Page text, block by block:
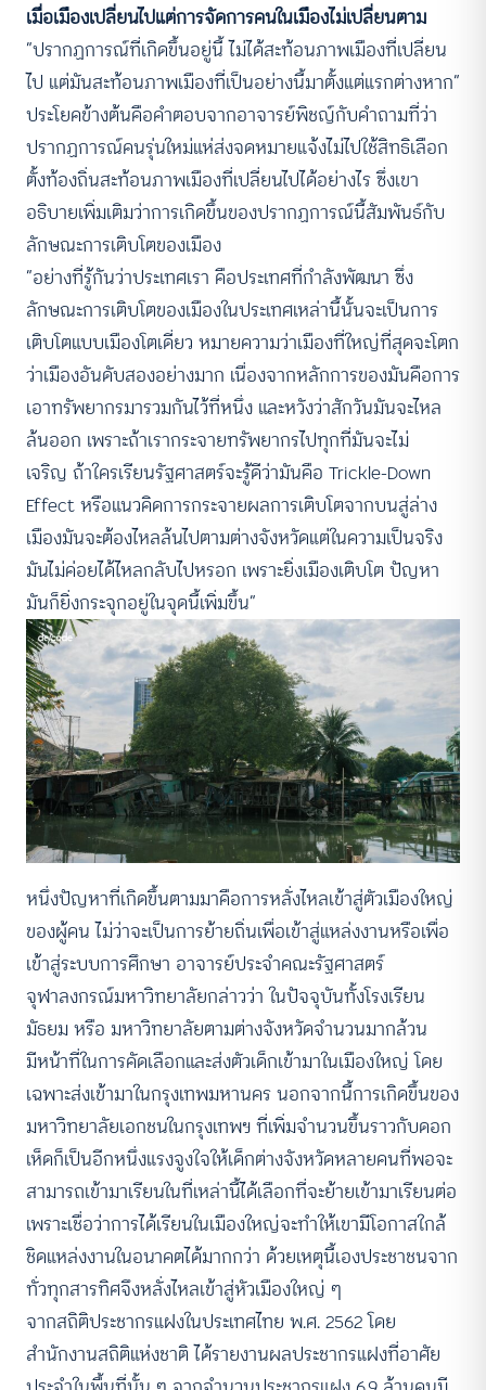
เมื่อเมืองเปลี่ยนไปแต่การจัดการคนในเมืองไม่เปลี่ยนตาม
“ปรากฏการณ์ที่เกิดขึ้นอยู่นี้ ไม่ได้สะท้อนภาพเมืองที่เปลี่ยน
ไป แต่มันสะท้อนภาพเมืองที่เป็นอย่างนี้มาตั้งแต่แรกต่างหาก”
ประโยคข้างต้นคือคำตอบจากอาจารย์พิชญ์กับคำถามที่ว่า
ปรากฏการณ์คนรุ่นใหม่แห่ส่งจดหมายแจ้งไม่ไปใช้สิทธิเลือก
ตั้งท้องถิ่นสะท้อนภาพเมืองที่เปลี่ยนไปได้อย่างไร ซึ่งเขา
อธิบายเพิ่มเติมว่าการเกิดขึ้นของปรากฏการณ์นี้สัมพันธ์กับ
ลักษณะการเติบโตของเมือง
“อย่างที่รู้กันว่าประเทศเรา คือประเทศที่กำลังพัฒนา ซึ่ง
ลักษณะการเติบโตของเมืองในประเทศเหล่านี้นั้นจะเป็นการ
เติบโตแบบเมืองโตเดี่ยว หมายความว่าเมืองที่ใหญ่ที่สุดจะโตก
ว่าเมืองอันดับสองอย่างมาก เนื่องจากหลักการของมันคือการ
เอาทรัพยากรมารวมกันไว้ที่หนึ่ง และหวังว่าสักวันมันจะไหล
ล้นออก เพราะถ้าเรากระจายทรัพยากรไปทุกที่มันจะไม่
เจริญ ถ้าใครเรียนรัฐศาสตร์จะรู้ดีว่ามันคือ Trickle-Down
Effect หรือแนวคิดการกระจายผลการเติบโตจากบนสู่ล่าง
เมืองมันจะต้องไหลล้นไปตามต่างจังหวัดแต่ในความเป็นจริง
มันไม่ค่อยได้ไหลกลับไปหรอก เพราะยิ่งเมืองเติบโต ปัญหา
มันก็ยิ่งกระจุกอยู่ในจุดนี้เพิ่มขึ้น”
หนึ่งปัญหาที่เกิดขึ้นตามมาคือการหลั่งไหลเข้าสู่ตัวเมืองใหญ่
ของผู้คน ไม่ว่าจะเป็นการย้ายถิ่นเพื่อเข้าสู่แหล่งงานหรือเพื่อ
เข้าสู่ระบบการศึกษา อาจารย์ประจำคณะรัฐศาสตร์
จุฬาลงกรณ์มหาวิทยาลัยกล่าวว่า ในปัจจุบันทั้งโรงเรียน
มัธยม หรือ มหาวิทยาลัยตามต่างจังหวัดจำนวนมากล้วน
มีหน้าที่ในการคัดเลือกและส่งตัวเด็กเข้ามาในเมืองใหญ่ โดย
เฉพาะส่งเข้ามาในกรุงเทพมหานคร นอกจากนี้การเกิดขึ้นของ
มหาวิทยาลัยเอกชนในกรุงเทพฯ ที่เพิ่มจำนวนขึ้นราวกับดอก
เห็ดก็เป็นอีกหนึ่งแรงจูงใจให้เด็กต่างจังหวัดหลายคนที่พอจะ
สามารถเข้ามาเรียนในที่เหล่านี้ได้เลือกที่จะย้ายเข้ามาเรียนต่อ
เพราะเชื่อว่าการได้เรียนในเมืองใหญ่จะทำให้เขามีโอกาสใกล้
ชิดแหล่งงานในอนาคตได้มากกว่า ด้วยเหตุนี้เองประชาชนจาก
ทั่วทุกสารทิศจึงหลั่งไหลเข้าสู่หัวเมืองใหญ่ ๆ
จากสถิติประชากรแฝงในประเทศไทย พ.ศ. 2562 โดย
สำนักงานสถิติแห่งชาติ ได้รายงานผลประชากรแฝงที่อาศัย